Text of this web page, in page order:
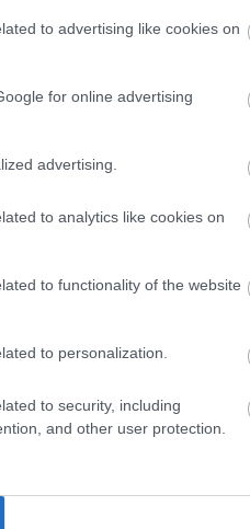
to advertising like cookies on
for online advertising
advertising.
to analytics like cookies on
to functionality of the website
to personalization.
to security, including
and other user protection.
παλιά ώρα αποτελεί,
ημέρας και
από εργαζόμενους
ηπειρωτική Ισπανία,
εφαρμόζει θερινή